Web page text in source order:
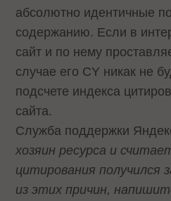
абсолютно идентичные
содержанию. Если в
сайт и по нему
случае его CY никак не
подсчете индекса
сайта.
Служба поддержки
хозяин ресурса и
цитирования получился
из этих причин,